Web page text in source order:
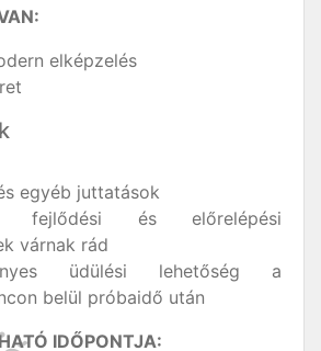
elképzelés
egyéb juttatások
fejlődési és előrelépési
várnak rád
üdülési lehetőség a
belül próbaidő után
IDŐPONTJA: